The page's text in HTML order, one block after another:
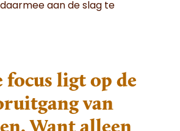
aan de slag te
focus ligt op de
van
Want alleen